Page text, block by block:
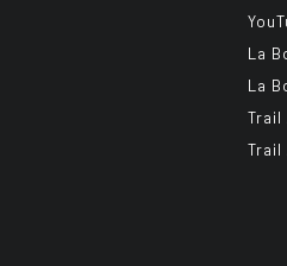
La
La
Trail
Trail